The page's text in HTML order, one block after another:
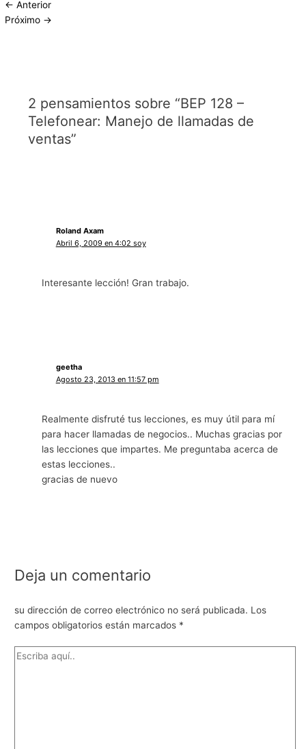
← Anterior
Próximo →
2 pensamientos sobre “BEP 128 –
Telefonear: Manejo de llamadas de
ventas”
Roland Axam
Abril 6, 2009 en 4:02 soy
Interesante lección! Gran trabajo.
geetha
Agosto 23, 2013 en 11:57 pm
Realmente disfruté tus lecciones, es muy útil para mí
para hacer llamadas de negocios.. Muchas gracias por
las lecciones que impartes. Me preguntaba acerca de
estas lecciones..
gracias de nuevo
Deja un comentario
su dirección de correo electrónico no será publicada. Los
campos obligatorios están marcados *